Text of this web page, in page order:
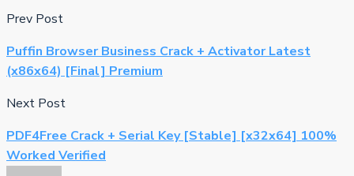
Prev Post
Puffin Browser Business Crack + Activator Latest
(x86x64) [Final] Premium
Next Post
PDF4Free Crack + Serial Key [Stable] [x32x64] 100%
Worked Verified